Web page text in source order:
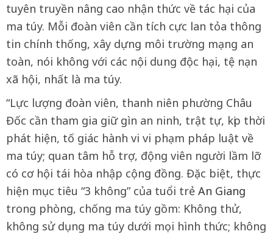
tuyên truyền nâng cao nhận thức về tác hại của
ma túy. Mỗi đoàn viên cần tích cực lan tỏa thông
tin chính thống, xây dựng môi trường mạng an
toàn, nói không với các nội dung độc hại, tệ nạn
xã hội, nhất là ma túy.
“Lực lượng đoàn viên, thanh niên phường Châu
Đốc cần tham gia giữ gìn an ninh, trật tự, kịp thời
phát hiện, tố giác hành vi vi phạm pháp luật về
ma túy; quan tâm hỗ trợ, động viên người lầm lỡ
có cơ hội tái hòa nhập cộng đồng. Đặc biệt, thực
hiện mục tiêu “3 không” của tuổi trẻ An Giang
trong phòng, chống ma túy gồm: Không thử,
không sử dụng ma túy dưới mọi hình thức; không